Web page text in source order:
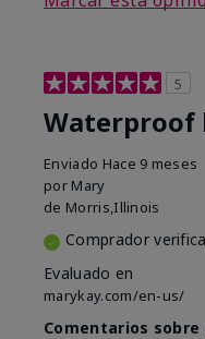
5
Waterproof
Enviado Hace 9 meses
por Mary
de Morris,Illinois
Comprador
Evaluado en
marykay.com/en-us/
Comentarios